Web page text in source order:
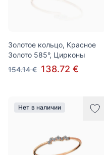
Золотое кольцо, Красное
Золото 585°, Цирконы
154.14 € 138.72 €
Нет в наличии